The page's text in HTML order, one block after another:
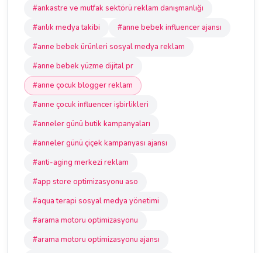
#ankastre ve mutfak sektörü reklam danışmanlığı
#anlık medya takibi
#anne bebek influencer ajansı
#anne bebek ürünleri sosyal medya reklam
#anne bebek yüzme dijital pr
#anne çocuk blogger reklam
#anne çocuk influencer işbirlikleri
#anneler günü butik kampanyaları
#anneler günü çiçek kampanyası ajansı
#anti-aging merkezi reklam
#app store optimizasyonu aso
#aqua terapi sosyal medya yönetimi
#arama motoru optimizasyonu
#arama motoru optimizasyonu ajansı